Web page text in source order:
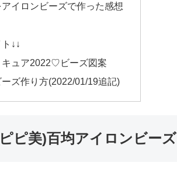
イロンビーズで作った感想
↓↓
ュア2022♡ビーズ図案
ズ作り方(2022/01/19追記)
ピ美)百均アイロンビーズ